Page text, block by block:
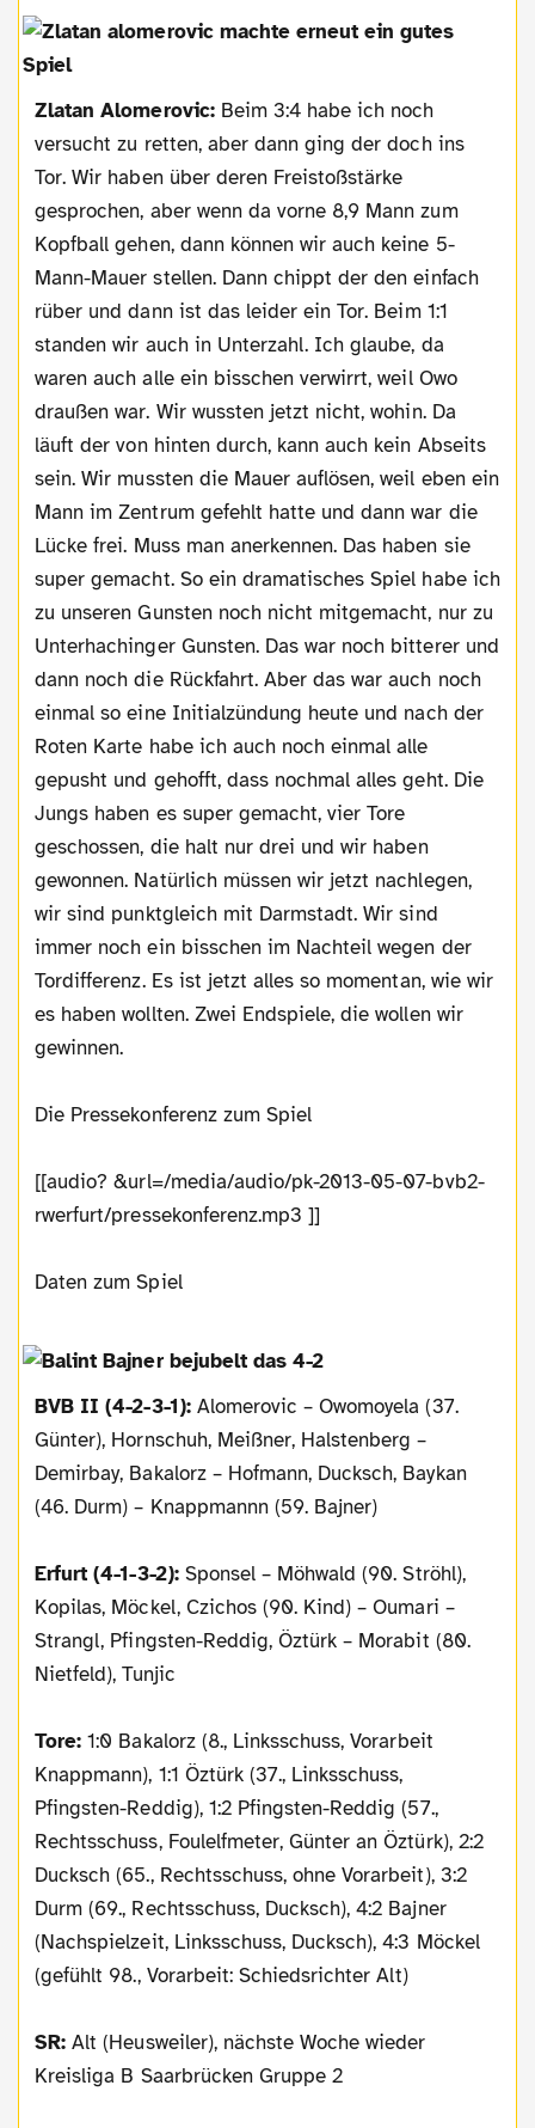
Zlatan Alomerovic:Beim 3:4 habe ich noch
versucht zu retten, aber dann ging der doch ins
Tor. Wir haben über deren Freistoßstärke
gesprochen, aber wenn da vorne 8,9 Mann zum
Kopfball gehen, dann können wir auch keine 5-
Mann-Mauer stellen. Dann chippt der den einfach
rüber und dann ist das leider ein Tor. Beim 1:1
standen wir auch in Unterzahl. Ich glaube, da
waren auch alle ein bisschen verwirrt, weil Owo
draußen war. Wir wussten jetzt nicht, wohin. Da
läuft der von hinten durch, kann auch kein Abseits
sein. Wir mussten die Mauer auflösen, weil eben ein
Mann im Zentrum gefehlt hatte und dann war die
Lücke frei. Muss man anerkennen. Das haben sie
super gemacht. So ein dramatisches Spiel habe ich
zu unseren Gunsten noch nicht mitgemacht, nur zu
Unterhachinger Gunsten. Das war noch bitterer und
dann noch die Rückfahrt. Aber das war auch noch
einmal so eine Initialzündung heute und nach der
Roten Karte habe ich auch noch einmal alle
gepusht und gehofft, dass nochmal alles geht. Die
Jungs haben es super gemacht, vier Tore
geschossen, die halt nur drei und wir haben
gewonnen. Natürlich müssen wir jetzt nachlegen,
wir sind punktgleich mit Darmstadt. Wir sind
immer noch ein bisschen im Nachteil wegen der
Tordifferenz. Es ist jetzt alles so momentan, wie wir
es haben wollten. Zwei Endspiele, die wollen wir
gewinnen.
Die Pressekonferenz zum Spiel
[[audio? &url=/media/audio/pk-2013-05-07-bvb2-
rwerfurt/pressekonferenz.mp3 ]]
Daten zum Spiel
BVB II (4-2-3-1):Alomerovic – Owomoyela (37.
Günter), Hornschuh, Meißner, Halstenberg –
Demirbay, Bakalorz – Hofmann, Ducksch, Baykan
(46. Durm) – Knappmannn (59. Bajner)
Erfurt (4-1-3-2):Sponsel – Möhwald (90. Ströhl),
Kopilas, Möckel, Czichos (90. Kind) – Oumari –
Strangl, Pfingsten-Reddig, Öztürk – Morabit (80.
Nietfeld), Tunjic
Tore: 1:0 Bakalorz (8., Linksschuss, Vorarbeit
Knappmann), 1:1 Öztürk (37., Linksschuss,
Pfingsten-Reddig), 1:2 Pfingsten-Reddig (57.,
Rechtsschuss, Foulelfmeter, Günter an Öztürk), 2:2
Ducksch (65., Rechtsschuss, ohne Vorarbeit), 3:2
Durm (69., Rechtsschuss, Ducksch), 4:2 Bajner
(Nachspielzeit, Linksschuss, Ducksch), 4:3 Möckel
(gefühlt 98., Vorarbeit: Schiedsrichter Alt)
SR: Alt (Heusweiler), nächste Woche wieder
Kreisliga B Saarbrücken Gruppe 2